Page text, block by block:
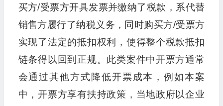
买方/受票方开具发票并缴纳了税款，系代替
销售方履行了纳税义务，同时购买方/受票方
实现了法定的抵扣权利，使得整个税款抵扣
链条得以回到正规。此类案件中开票方通常
会通过其他方式降低开票成本，例如本案
中，开票方享有扶持政策，当地政府以企业